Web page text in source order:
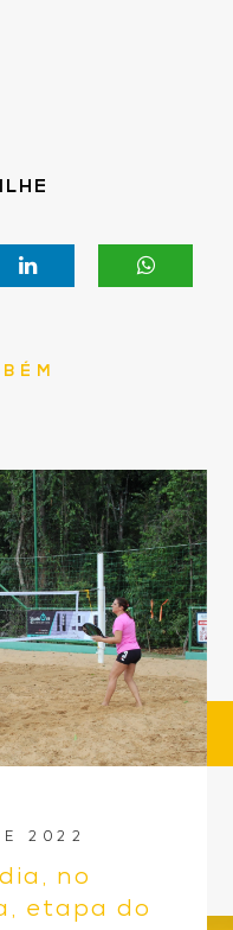
2022
no
etapa do